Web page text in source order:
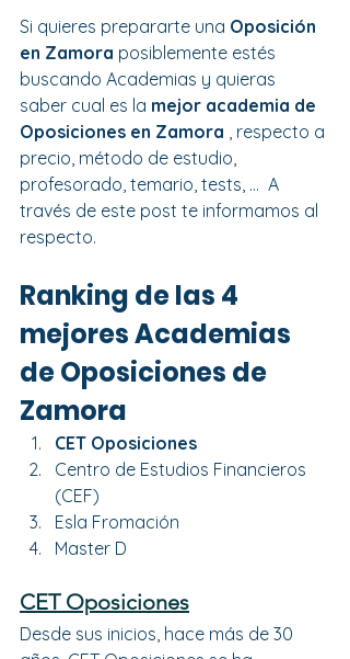
Si quieres prepararte una Oposición
en Zamora posiblemente estés
buscando Academias y quieras
saber cual es la mejor academia de
Oposiciones en Zamora
, respecto a
precio, método de estudio,
profesorado, temario, tests, ...  A
través de este post te informamos al
respecto.
Ranking de las 4
mejores Academias
de Oposiciones de
Zamora
CET Oposiciones
Centro de Estudios Financieros
(CEF)
Esla Fromación
Master D
CET Oposiciones
Desde sus inicios, hace más de 30